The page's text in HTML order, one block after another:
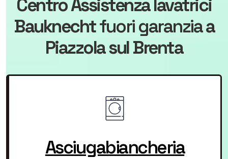
Centro Assistenza lavatrici
Bauknechtfuori garanziaa
Piazzola sul Brenta
Asciugabiancheria